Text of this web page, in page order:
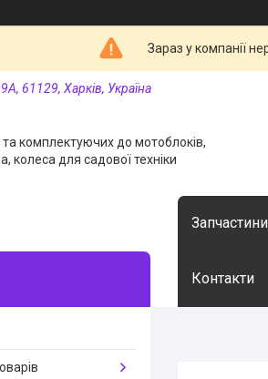
Зараз у компанії
61129, Харків, Україна
комплектуючих до мотоблоків,
колеса для садової техніки
Контакти